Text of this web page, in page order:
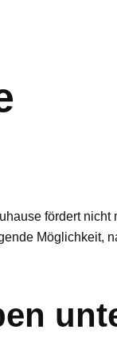
fördert nicht
Möglichkeit,